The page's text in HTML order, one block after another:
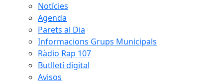
Notícies
Agenda
Parets al Dia
Informacions Grups Municipals
Ràdio Rap 107
Butlletí digital
Avisos